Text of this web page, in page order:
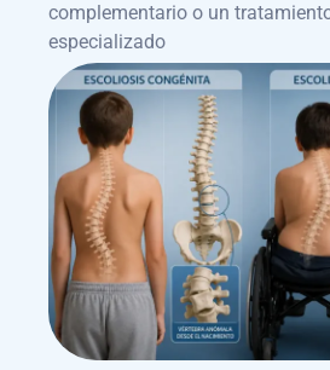
complementario o un
especializado